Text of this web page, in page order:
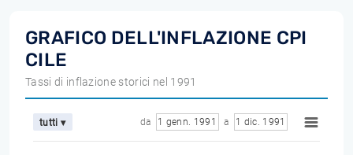
GRAFICO DELL'INFLAZIONE CPI
CILE
Tassi di inflazione storici nel 1991
tutti ▾ da 1 genn. 1991 a 1 dic. 1991